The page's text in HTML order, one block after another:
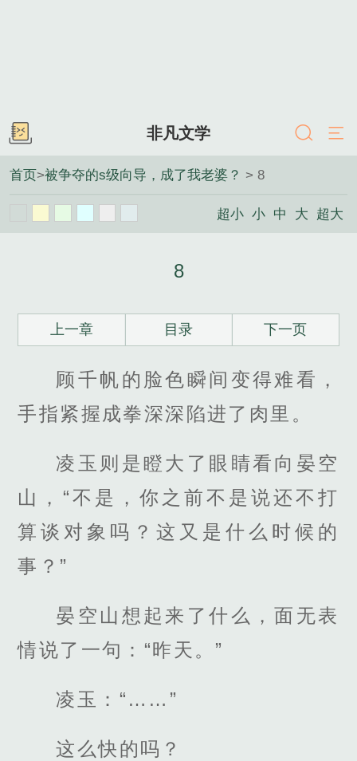
非凡文学
首页>被争夺的s级向导，成了我老婆？ > 8
超小 小 中 大 超大
8
上一章 目录 下一页
顾千帆的脸色瞬间变得难看，
手指紧握成拳深深陷进了肉里。
凌玉则是瞪大了眼睛看向晏空
山，“不是，你之前不是说还不打
算谈对象吗？这又是什么时候的
事？”
晏空山想起来了什么，面无表
情说了一句：“昨天。”
凌玉：“……”
这么快的吗？